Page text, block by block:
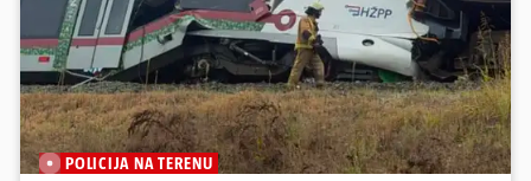
POLICIJA NA TERENU